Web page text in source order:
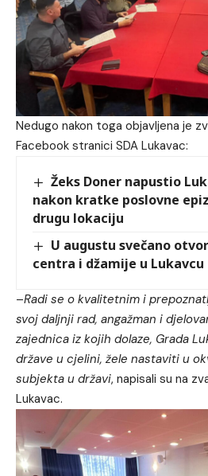
Nedugo nakon toga objavljena je
Facebook stranici SDA Lukavac:
Žeks Doner napustio
nakon kratke poslovne
drugu lokaciju
U augustu svečano
centra i džamije u Lukavcu
–Radi se o kvalitetnim i
svoj daljnji rad, angažman i
zajednica iz kojih dolaze, Grada
države u cjelini, žele nastaviti u
subjekta u državi, napisali su na
Lukavac.